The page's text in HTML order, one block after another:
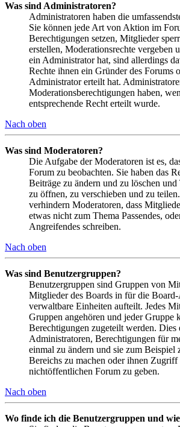
Was sind Administratoren?
Administratoren haben die
Sie können jede Art von Aktion im
Berechtigungen setzen, Mitglieder
erstellen, Moderationsrechte vergeben
ein Administrator hat, sind allerdings
Rechte ihnen ein Gründer des Forums
Administrator erteilt hat.
Moderationsberechtigungen haben,
entsprechende Recht erteilt wurde.
Nach oben
Was sind Moderatoren?
Die Aufgabe der Moderatoren ist es,
Forum zu beobachten. Sie haben das
Beiträge zu ändern und zu löschen
zu öffnen, zu verschieben und zu
verhindern Moderatoren, dass
etwas nicht zum Thema Passendes,
Angreifendes schreiben.
Nach oben
Was sind Benutzergruppen?
Benutzergruppen sind Gruppen von
Mitglieder des Boards in für die
verwaltbare Einheiten aufteilt. Jedes
Gruppen angehören und jeder Gruppe
Berechtigungen zugeteilt werden. Dies
Administratoren, Berechtigungen für
einmal zu ändern und sie zum Beispiel
Bereichs zu machen oder ihnen Zugriff
nichtöffentlichen Forum zu geben.
Nach oben
Wo finde ich die Benutzergruppen und